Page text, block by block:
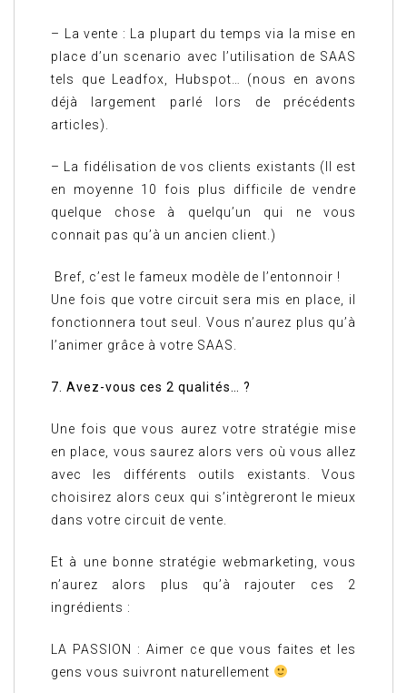
– La vente : La plupart du temps via la mise en
place d’un scenario avec l’utilisation de SAAS
tels que Leadfox, Hubspot… (nous en avons
déjà largement parlé lors de précédents
articles).
– La fidélisation de vos clients existants (Il est
en moyenne 10 fois plus difficile de vendre
quelque chose à quelqu’un qui ne vous
connait pas qu’à un ancien client.)
Bref, c’est le fameux modèle de l’entonnoir !
Une fois que votre circuit sera mis en place, il
fonctionnera tout seul. Vous n’aurez plus qu’à
l’animer grâce à votre SAAS.
7. Avez-vous ces 2 qualités… ?
Une fois que vous aurez votre stratégie mise
en place, vous saurez alors vers où vous allez
avec les différents outils existants. Vous
choisirez alors ceux qui s’intègreront le mieux
dans votre circuit de vente.
Et à une bonne stratégie webmarketing, vous
n’aurez alors plus qu’à rajouter ces 2
ingrédients :
LA PASSION : Aimer ce que vous faites et les
gens vous suivront naturellement